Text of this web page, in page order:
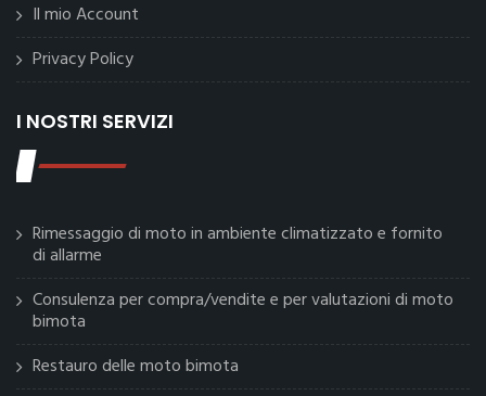
Il mio Account
Privacy Policy
I NOSTRI SERVIZI
Rimessaggio di moto in ambiente climatizzato e fornito
di allarme
Consulenza per compra/vendite e per valutazioni di moto
bimota
Restauro delle moto bimota